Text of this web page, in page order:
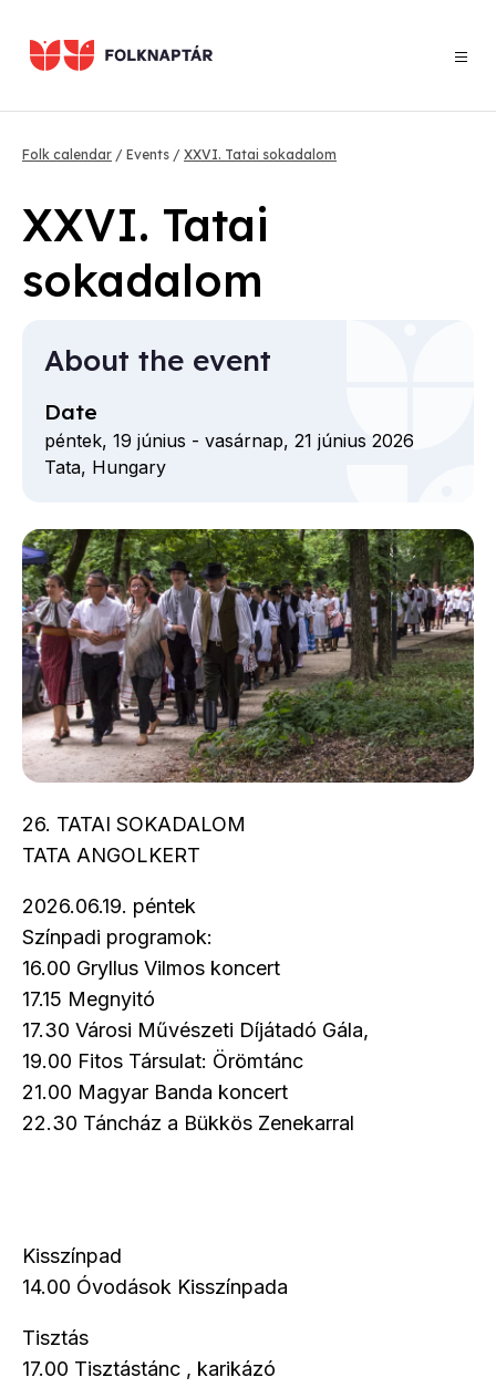
main
content
Breadcrumb
Folk calendar Events XXVI. Tatai sokadalom
XXVI. Tatai
sokadalom
26. TATAI SOKADALOM
TATA ANGOLKERT
2026.06.19. péntek
Színpadi programok:
16.00 Gryllus Vilmos koncert
17.15 Megnyitó
17.30 Városi Művészeti Díjátadó Gála,
19.00 Fitos Társulat: Örömtánc
21.00 Magyar Banda koncert
22.30 Táncház a Bükkös Zenekarral
Kisszínpad
14.00 Óvodások Kisszínpada
Tisztás
17.00 Tisztástánc , karikázó
About the event
Date
péntek, 19 június - vasárnap, 21 június 2026
Tata, Hungary